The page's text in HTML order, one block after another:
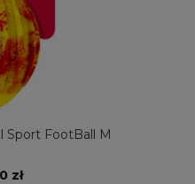
Sport FootBall M
zł